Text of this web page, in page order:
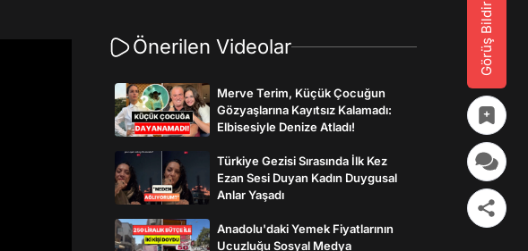
Görüş Bildir
Önerilen Videolar
Merve Terim, Küçük Çocuğun
Gözyaşlarına Kayıtsız Kalamadı:
Elbisesiyle Denize Atladı!
Türkiye Gezisi Sırasında İlk Kez
Ezan Sesi Duyan Kadın Duygusal
Anlar Yaşadı
Anadolu'daki Yemek Fiyatlarının
Ucuzluğu Sosyal Medya